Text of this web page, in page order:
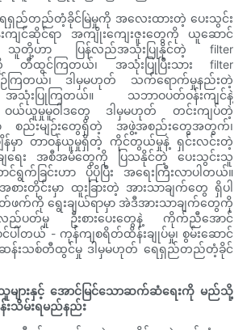
ေရှည်တည်တံ့ခိုင်မြဲမှုကို အလေးထားတဲ့ ပေးသွင်း
ျင်ဆိုင်ရာ အကျိုးကျေးဇူးတွေကို ယူဆောင်
သူတို့ဟာ ပြန်လည်အသုံးပြုနိုင်တဲ့ filter
တီထွင်ကြတယ်၊ အသုံးပြုပြီးသား filter
ဉ်ကြတယ်၊ ဒါမှမဟုတ် သက်ရောက်မှုနည်းတဲ့
းပြုကြတယ်။ သဘာဝပတ်ဝန်းကျင်နဲ့
ယ်ယူမှုမူဝါဒတွေ ဒါမှမဟုတ် တင်းကျပ်တဲ့
ာ စည်းမျဉ်းတွေရှိတဲ့ အဖွဲ့အစည်းတွေအတွက်၊
န်မှာ တာဝန်ယူမှုရှိတဲ့ ကိုင်တွယ်မှုနဲ့ ရှင်းလင်းတဲ့
ာ့ချရေး အစီအမံတွေကို ပြသနိုင်တဲ့ ပေးသွင်းသူ
င်ရွက်ခြင်းဟာ ပိုပိုပြီး အရေးကြီးလာပါတယ်။
ားတိုင်းမှာ ထူးခြားတဲ့ အားသာချက်တွေ ရှိပါ
က်ကို ရွေးချယ်ရာမှာ အဲဒီအားသာချက်တွေကို
ပတ်မှု ဦးစားပေးတွေနဲ့ ကိုက်ညီအောင်
င်ပါတယ် - ကုန်ကျစရိတ်ထိန်းချုပ်မှု၊ စွမ်းဆောင်
ဆန်းသစ်တီထွင်မှု ဒါမှမဟုတ် ရေရှည်တည်တံ့ခိုင်
များနှင့် အောင်မြင်သောဆက်ဆံရေးကို မည်သို့
သိမ်းရမည်နည်း